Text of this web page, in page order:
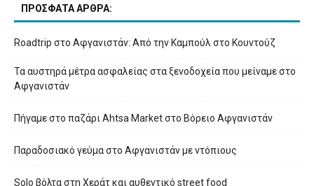
ΠΡΟΣΦΑΤΑ ΑΡΘΡΑ:
Roadtrip στο Αφγανιστάν: Από την Καμπούλ στο Κουντούζ
Τα αυστηρά μέτρα ασφαλείας στα ξενοδοχεία που μείναμε στο
Αφγανιστάν
Πήγαμε στο παζάρι Ahtsa Market στο Βόρειο Αφγανιστάν
Παραδοσιακό γεύμα στο Αφγανιστάν με ντόπιους
Solo βόλτα στη Χεράτ και αυθεντικό street food